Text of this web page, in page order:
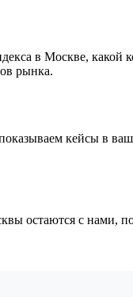
в Москве, какой
рынка.
кейсы в
остаются с нами,